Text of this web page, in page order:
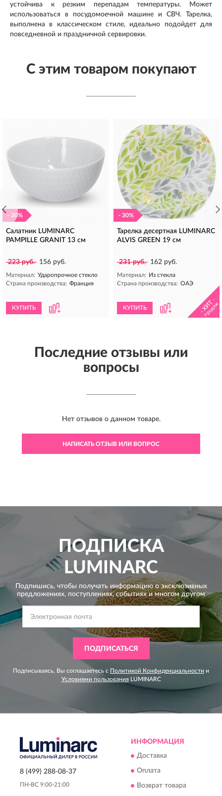
устойчива к резким перепадам температуры. Может
использоваться в посудомоечной машине и СВЧ. Тарелка,
выполнена в классическом стиле, идеально подойдет для
повседневной и праздничной сервировки.
С этим товаром покупают
- 30%
Салатник LUMINARC
PAMPILLE GRANIT 13 см
223 руб. 156 руб.
Материал: Ударопрочное стекло
Страна производства: Франция
КУПИТЬ
- 30%
Тарелка десертная LUMINARC
ALVIS GREEN 19 см
231 руб. 162 руб.
Материал: Из стекла
Страна производства: ОАЭ
КУПИТЬ - ХИТ -
продаж
Последние отзывы или
вопросы
Нет отзывов о данном товаре.
НАПИСАТЬ ОТЗЫВ ИЛИ ВОПРОС
ПОДПИСКА
LUMINARC
Подпишись, чтобы получать информацию о эксклюзивных
предложениях, поступлениях, событиях и многом другом
ПОДПИСАТЬСЯ
Подписываясь, Вы соглашаетесь с Политикой Конфиденциальности и
Условиями пользованияLUMINARC
8 (499) 288-08-37
ПН-ВС 9:00-21:00
ИНФОРМАЦИЯ
Доставка
Оплата
Возврат товара